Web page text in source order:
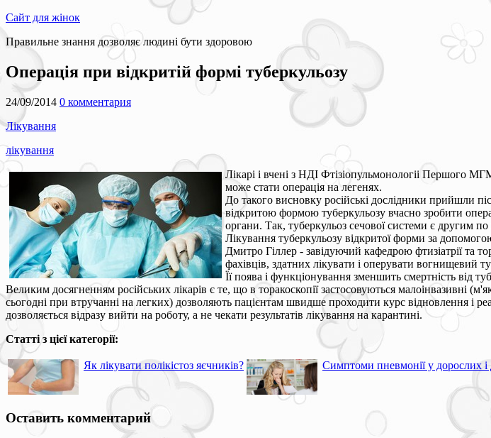
Сайт для жінок
Правильне знання дозволяє людині бути здоровою
Операція при відкритій формі туберкульозу
24/09/2014 0 комментария
Лікування
лікування
Лікарі і вчені з НДІ Фтізіопульмонологіі Першого
може стати операція на легенях.
До такого висновку російські дослідники прийшли
відкритою формою туберкульозу вчасно зробити
органи. Так, туберкульоз сечової системи є другим
Лікування туберкульозу відкритої форми за
Дмитро Гіллер - завідуючий кафедрою фтизіатрії та
фахівців, здатних лікувати і оперувати вогнищевий
Її поява і функціонування зменшить смертність від
Великим досягненням російських лікарів є те, що в торакоскопії застосовуються малоінвазивні
сьогодні при втручанні на легких) дозволяють пацієнтам швидше проходити курс відновлення і
дозволяється відразу вийти на роботу, а не чекати результатів лікування на карантині.
Статті з цієї категорії:
Як лікувати полікістоз яєчників? Симптоми пневмонії у дорослих і
Оставить комментарий